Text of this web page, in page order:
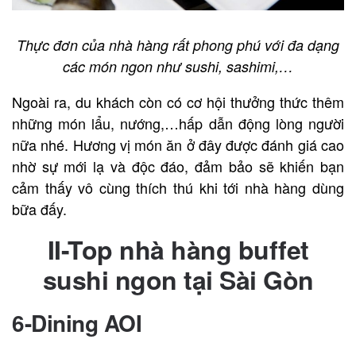
Thực đơn của nhà hàng rất phong phú với đa dạng
các món ngon như sushi, sashimi,…
Ngoài ra, du khách còn có cơ hội thưởng thức thêm
những món lẩu, nướng,…hấp dẫn động lòng người
nữa nhé. Hương vị món ăn ở đây được đánh giá cao
nhờ sự mới lạ và độc đáo, đảm bảo sẽ khiến bạn
cảm thấy vô cùng thích thú khi tới nhà hàng dùng
bữa đấy.
II-Top nhà hàng buffet
sushi ngon tại Sài Gòn
6-Dining AOI